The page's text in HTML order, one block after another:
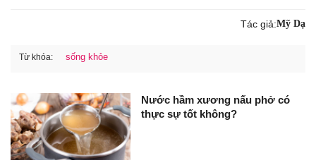
Tác giả:Mỹ Dạ
Từ khóa: sống khỏe
Nước hầm xương nấu phở có
thực sự tốt không?